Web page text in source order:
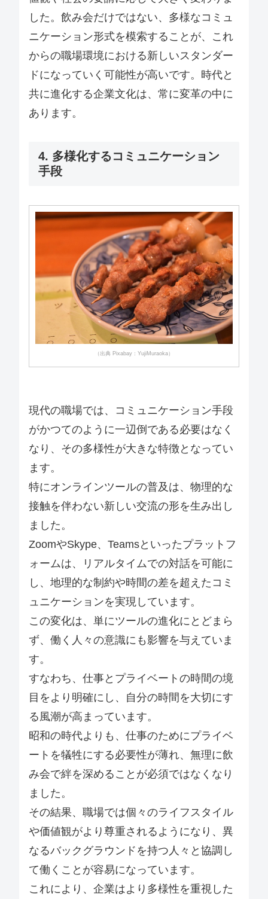
した。飲み会だけではない、多様なコミュ
ニケーション形式を模索することが、これ
からの職場環境における新しいスタンダー
ドになっていく可能性が高いです。時代と
共に進化する企業文化は、常に変革の中に
あります。
4. 多様化するコミュニケーション
手段
（出典 Pixabay：YujiMuraoka）
現代の職場では、コミュニケーション手段
がかつてのように一辺倒である必要はなく
なり、その多様性が大きな特徴となってい
ます。
特にオンラインツールの普及は、物理的な
接触を伴わない新しい交流の形を生み出し
ました。
ZoomやSkype、Teamsといったプラットフ
ォームは、リアルタイムでの対話を可能に
し、地理的な制約や時間の差を超えたコミ
ュニケーションを実現しています。
この変化は、単にツールの進化にとどまら
ず、働く人々の意識にも影響を与えていま
す。
すなわち、仕事とプライベートの時間の境
目をより明確にし、自分の時間を大切にす
る風潮が高まっています。
昭和の時代よりも、仕事のためにプライベ
ートを犠牲にする必要性が薄れ、無理に飲
み会で絆を深めることが必須ではなくなり
ました。
その結果、職場では個々のライフスタイル
や価値観がより尊重されるようになり、異
なるバックグラウンドを持つ人々と協調し
て働くことが容易になっています。
これにより、企業はより多様性を重視した